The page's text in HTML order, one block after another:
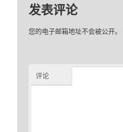
发表评论
您的电子邮箱地址不会被公开。
评论